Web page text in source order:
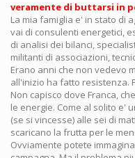
veramente di buttarsi in
La mia famiglia e' in stato di
vai di consulenti energetici,
di analisi dei bilanci,
militanti di associazioni,
Erano anni che non vedevo
all'inizio ha fatto resistenza.
Non capisco dove Franca,
le energie. Come al solito e'
(se si vincesse) alle sei di
scaricano la frutta per le
Ovviamente potete